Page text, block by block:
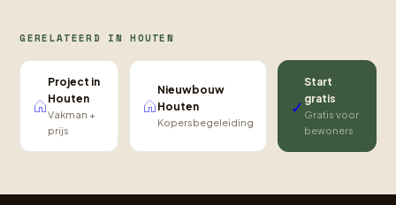
GERELATEERD IN HOUTEN
Project in
Houten
Vakman +
prijs
Nieuwbouw
Houten
Kopersbegeleiding
✓
Start
gratis
Gratis voor
bewoners